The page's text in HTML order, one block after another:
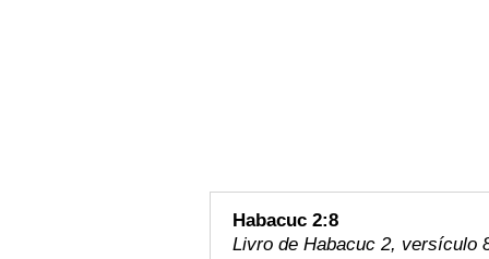
Habacuc 2:8
Livro de Habacuc 2, versículo